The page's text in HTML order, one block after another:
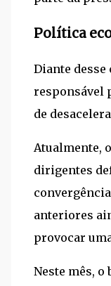
Política
Diante desse
responsável
de
Atualmente,
dirigentes
anteriores
provocar
Neste mês,